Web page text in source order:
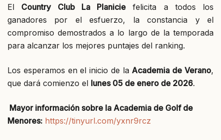
El Country Club La Planicie felicita a todos los
ganadores por el esfuerzo, la constancia y el
compromiso demostrados a lo largo de la temporada
para alcanzar los mejores puntajes del ranking.
Los esperamos en el inicio de laAcademia de Verano,
que dará comienzo el lunes 05 de enero de 2026.
Mayor información sobre la Academia de Golf de
Menores: https://tinyurl.com/yxnr9rcz